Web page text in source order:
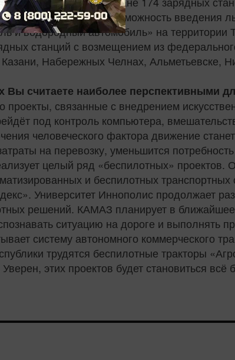
например возможность введения
и водородный автомобиль» на территории
станций с возмещением из
Набережных Челнах, Альметьевске,
считаете наиболее перспективными
связанные с внедрением
под контроль компьютера,
человеческого фактора движение
на перевозку, уменьшится
целый ряд «беспилотных»
и беспилотных транспортных
Университет Иннополис продолжает
решений. КАМАЗ планирует в ближайшее
ситуацию на дороге и выполнять
систему автономного коммерческого
трудятся беспилотные тракторы
этих проектов будет становиться всё